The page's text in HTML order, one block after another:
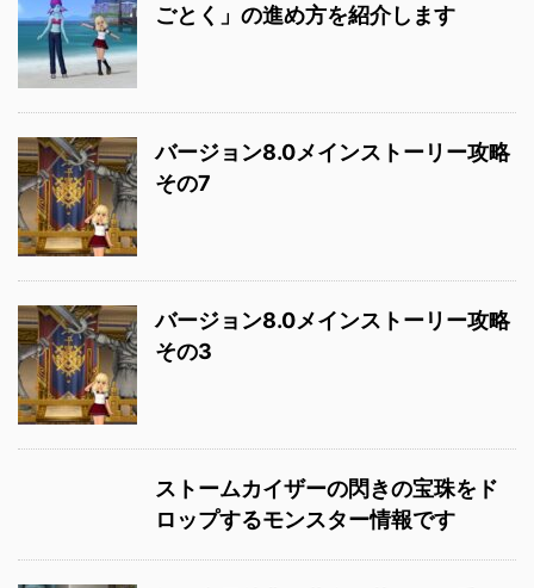
ごとく」の進め方を紹介します
バージョン8.0メインストーリー攻略
その7
バージョン8.0メインストーリー攻略
その3
ストームカイザーの閃きの宝珠をド
ロップするモンスター情報です